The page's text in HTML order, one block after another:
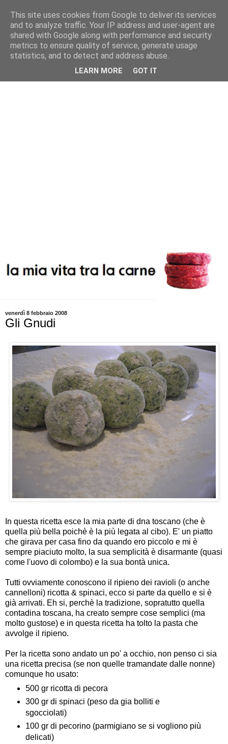
venerdì 8 febbraio 2008
Gli Gnudi
In questa ricetta esce la mia parte di dna toscano (che è
quella più bella poichè è la più legata al cibo). E' un piatto
che girava per casa fino da quando ero piccolo e mi è
sempre piaciuto molto, la sua semplicità è disarmante (quasi
come l'uovo di colombo) e la sua bontà unica.
Tutti ovviamente conoscono il ripieno dei ravioli (o anche
cannelloni) ricotta & spinaci, ecco si parte da quello e si è
già arrivati. Eh si, perchè la tradizione, sopratutto quella
contadina toscana, ha creato sempre cose semplici (ma
molto gustose) e in questa ricetta ha tolto la pasta che
avvolge il ripieno.
Per la ricetta sono andato un po' a occhio, non penso ci sia
una ricetta precisa (se non quelle tramandate dalle nonne)
comunque ho usato:
500 gr ricotta di pecora
300 gr di spinaci (peso da gia bolliti e
sgocciolati)
100 gr di pecorino (parmigiano se si vogliono più
delicati)
This site uses cookies from Google to deliver its services
and to analyze traffic. Your IP address and user-agent are
shared with Google along with performance and security
metrics to ensure quality of service, generate usage
statistics, and to detect and address abuse.
LEARN MORE GOT IT